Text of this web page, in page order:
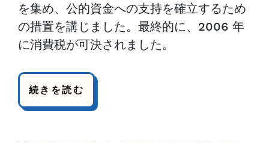
を集め、公的資金への支持を確立するため
の措置を講じました。最終的に、2006 年
に消費税が可決されました。
続きを読む